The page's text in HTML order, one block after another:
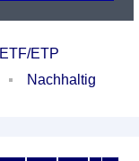
ETF/ETP
Nachhaltig